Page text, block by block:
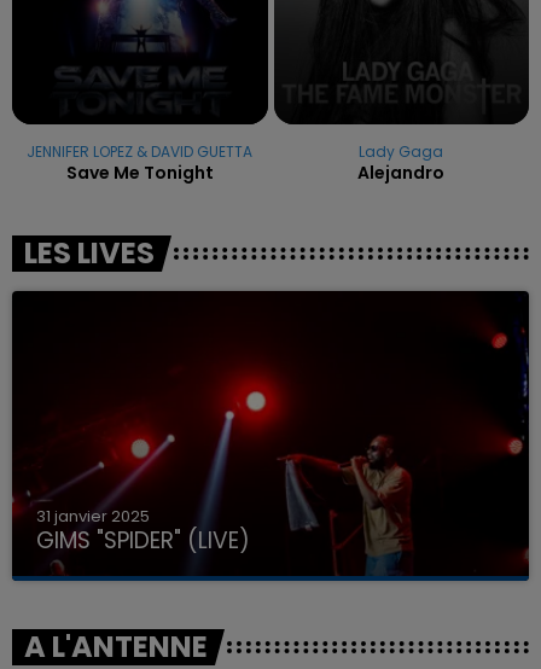
JENNIFER LOPEZ & DAVID GUETTA
Save Me Tonight
Lady Gaga
Alejandro
LES LIVES
31 janvier 2025
GIMS "SPIDER" (LIVE)
A L'ANTENNE